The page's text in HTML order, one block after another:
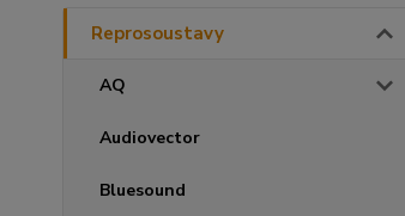
Reprosoustavy
AQ
Audiovector
Bluesound